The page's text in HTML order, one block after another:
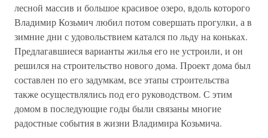
лесной массив и большое красивое озеро, вдоль которого
Владимир Козьмич любил потом совершать прогулки, а в
зимние дни с удовольствием катался по льду на коньках.
Предлагавшиеся варианты жилья его не устроили, и он
решился на строительство нового дома. Проект дома был
составлен по его задумкам, все этапы строительства
также осуществлялись под его руководством. С этим
домом в последующие годы были связаны многие
радостные события в жизни Владимира Козьмича.